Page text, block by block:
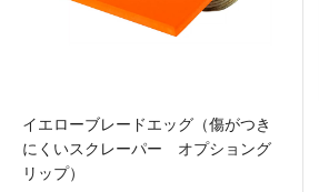
イエローブレードエッグ（傷がつき
にくいスクレーパー オプショング
リップ）